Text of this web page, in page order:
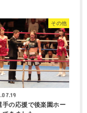
その他
手の応援で後楽園ホー